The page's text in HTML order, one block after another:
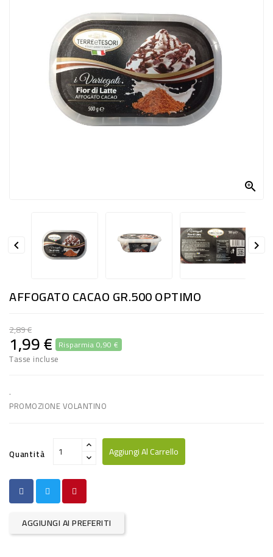
CONDIRE
DOLCIARIO
PRODOTTI
INFANZIA
PASTA,
E
FARINA
DIETETICO
NATURALI
ALIMENTI
CASA
INSETTICIDI
CARTA

 
AFFOGATO CACAO GR.500 OPTIMO
2,89 €
1,99 € Risparmia 0,90 €
Tasse incluse
.
PROMOZIONE VOLANTINO
Quantità Aggiungi Al Carrello
AGGIUNGI AI PREFERITI